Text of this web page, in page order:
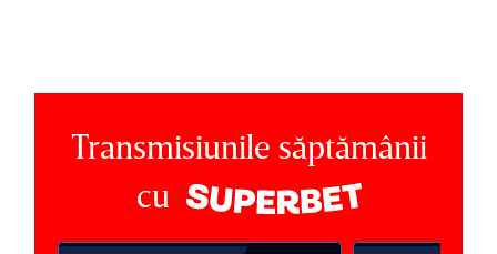
Transmisiunile săptămânii
cu